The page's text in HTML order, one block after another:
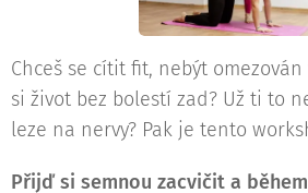
Chceš se cítit fit, nebýt
si život bez bolestí zad? Už ti to
leze na nervy? Pak je tento
Přijď si semnou zacvičit a